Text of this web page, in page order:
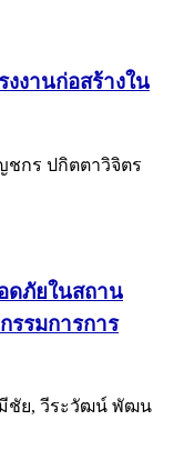
งานก่อสร้างใน
ชกร ปกิตตาวิจิตร
ดภัยในสถาน
รมการการ
ชัย, วีระวัฒน์ พัฒน